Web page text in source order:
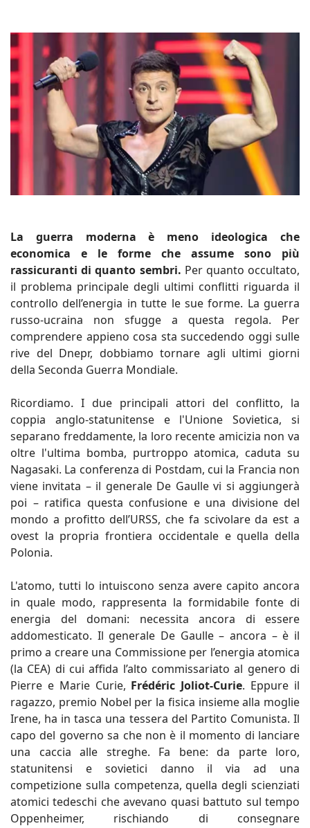
La guerra moderna è meno ideologica che
economica e le forme che assume sono più
rassicuranti di quanto sembri. Per quanto occultato,
il problema principale degli ultimi conflitti riguarda il
controllo dell’energia in tutte le sue forme. La guerra
russo-ucraina non sfugge a questa regola. Per
comprendere appieno cosa sta succedendo oggi sulle
rive del Dnepr, dobbiamo tornare agli ultimi giorni
della Seconda Guerra Mondiale.
Ricordiamo. I due principali attori del conflitto, la
coppia anglo-statunitense e l'Unione Sovietica, si
separano freddamente, la loro recente amicizia non va
oltre l'ultima bomba, purtroppo atomica, caduta su
Nagasaki. La conferenza di Postdam, cui la Francia non
viene invitata – il generale De Gaulle vi si aggiungerà
poi – ratifica questa confusione e una divisione del
mondo a profitto dell’URSS, che fa scivolare da est a
ovest la propria frontiera occidentale e quella della
Polonia.
L'atomo, tutti lo intuiscono senza avere capito ancora
in quale modo, rappresenta la formidabile fonte di
energia del domani: necessita ancora di essere
addomesticato. Il generale De Gaulle – ancora – è il
primo a creare una Commissione per l’energia atomica
(la CEA) di cui affida l’alto commissariato al genero di
Pierre e Marie Curie, Frédéric Joliot-Curie. Eppure il
ragazzo, premio Nobel per la fisica insieme alla moglie
Irene, ha in tasca una tessera del Partito Comunista. Il
capo del governo sa che non è il momento di lanciare
una caccia alle streghe. Fa bene: da parte loro,
statunitensi e sovietici danno il via ad una
competizione sulla competenza, quella degli scienziati
atomici tedeschi che avevano quasi battuto sul tempo
Oppenheimer, rischiando di consegnare